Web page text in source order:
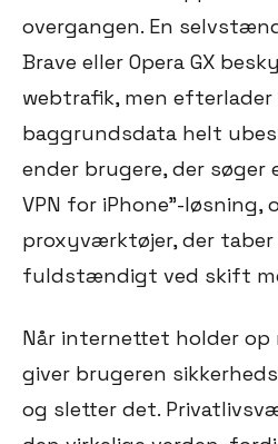
overgangen. En
Brave eller Opera GX
webtrafik, men efterlader
baggrundsdata helt
ender brugere, der
VPN for iPhone"-
proxyværktøjer, der
fuldstændigt ved skift
Når internettet holder op
giver brugeren
og sletter det.